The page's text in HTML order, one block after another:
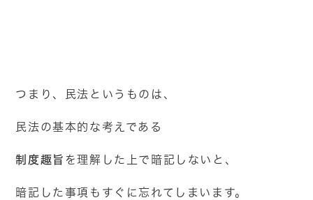
つまり、民法というものは、
民法の基本的な考えである
制度趣旨 を理解した上で暗記しないと、
暗記した事項もすぐに忘れてしまいます。